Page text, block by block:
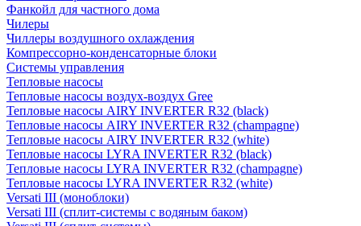
Фанкойл для частного дома
Чилеры
Чиллеры воздушного охлаждения
Компрессорно-конденсаторные блоки
Системы управления
Тепловые насосы
Тепловые насосы воздух-воздух Gree
Тепловые насосы AIRY INVERTER R32 (black)
Тепловые насосы AIRY INVERTER R32 (champagne)
Тепловые насосы AIRY INVERTER R32 (white)
Тепловые насосы LYRA INVERTER R32 (black)
Тепловые насосы LYRA INVERTER R32 (champagne)
Тепловые насосы LYRA INVERTER R32 (white)
Versati III (моноблоки)
Versati III (сплит-системы с водяным баком)